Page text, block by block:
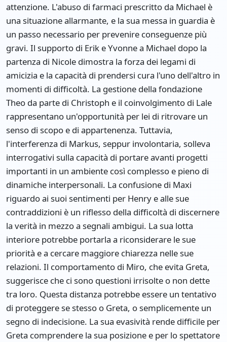
attenzione. L'abuso di farmaci prescritto da Michael è
una situazione allarmante, e la sua messa in guardia è
un passo necessario per prevenire conseguenze più
gravi. Il supporto di Erik e Yvonne a Michael dopo la
partenza di Nicole dimostra la forza dei legami di
amicizia e la capacità di prendersi cura l'uno dell'altro in
momenti di difficoltà. La gestione della fondazione
Theo da parte di Christoph e il coinvolgimento di Lale
rappresentano un'opportunità per lei di ritrovare un
senso di scopo e di appartenenza. Tuttavia,
l'interferenza di Markus, seppur involontaria, solleva
interrogativi sulla capacità di portare avanti progetti
importanti in un ambiente così complesso e pieno di
dinamiche interpersonali. La confusione di Maxi
riguardo ai suoi sentimenti per Henry e alle sue
contraddizioni è un riflesso della difficoltà di discernere
la verità in mezzo a segnali ambigui. La sua lotta
interiore potrebbe portarla a riconsiderare le sue
priorità e a cercare maggiore chiarezza nelle sue
relazioni. Il comportamento di Miro, che evita Greta,
suggerisce che ci sono questioni irrisolte o non dette
tra loro. Questa distanza potrebbe essere un tentativo
di proteggere se stesso o Greta, o semplicemente un
segno di indecisione. La sua evasività rende difficile per
Greta comprendere la sua posizione e per lo spettatore